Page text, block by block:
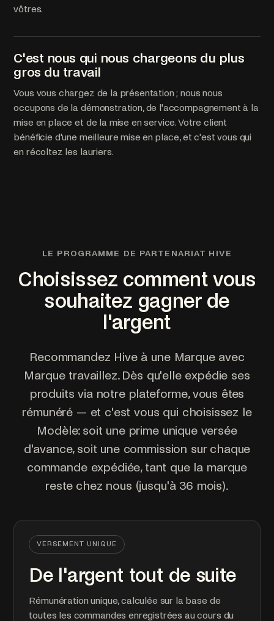
vôtres.
C'est nous qui nous chargeons du plus
gros du travail
Vous vous chargez de la présentation ; nous nous
occupons de la démonstration, de l'accompagnement à la
mise en place et de la mise en service. Votre client
bénéficie d'une meilleure mise en place, et c'est vous qui
en récoltez les lauriers.
LE PROGRAMME DE PARTENARIAT HIVE
Choisissez comment vous
souhaitez gagner de
l'argent
Recommandez Hive à une Marque avec
Marque travaillez. Dès qu'elle expédie ses
produits via notre plateforme, vous êtes
rémunéré — et c'est vous qui choisissez le
Modèle: soit une prime unique versée
d'avance, soit une commission sur chaque
commande expédiée, tant que la marque
reste chez nous (jusqu'à 36 mois).
VERSEMENT UNIQUE
De l'argent tout de suite
Rémunération unique, calculée sur la base de
toutes les commandes enregistrées au cours du